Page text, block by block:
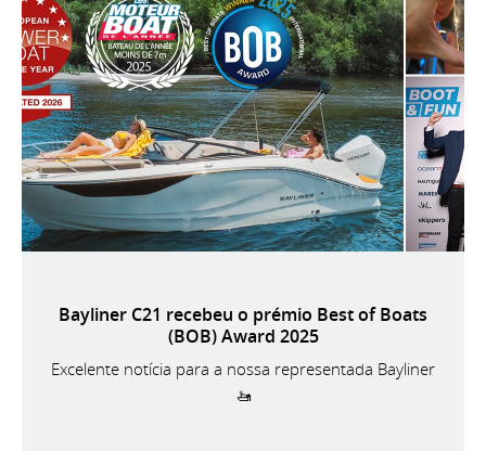
Bayliner C21 recebeu o prémio Best of Boats
(BOB) Award 2025
Excelente notícia para a nossa representada Bayliner
🚤